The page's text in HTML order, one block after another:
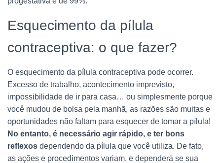
Esquecimento da pílula
contraceptiva: o que fazer?
O esquecimento da pílula contraceptiva pode ocorrer.
Excesso de trabalho, acontecimento imprevisto,
impossibilidade de ir para casa… ou simplesmente porque
você mudou de bolsa pela manhã, as razões são muitas e
oportunidades não faltam para esquecer de tomar a pílula!
No entanto, é necessário agir rápido, e ter bons
reflexos dependendo da pílula que você utiliza. De fato,
as ações e procedimentos variam, e dependerá se sua